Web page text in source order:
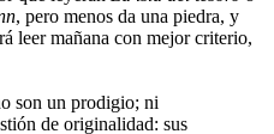
, pero menos da una piedra, y
leer mañana con mejor criterio,
son un prodigio; ni
de originalidad: sus